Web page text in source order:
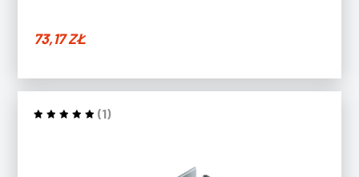
73,17ZŁ
(1)